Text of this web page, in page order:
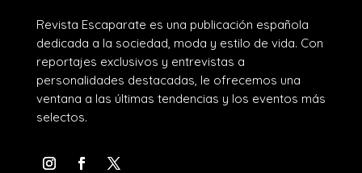
Revista Escaparate es una publicación española
dedicada a la sociedad, moda y estilo de vida. Con
reportajes exclusivos y entrevistas a
personalidades destacadas, le ofrecemos una
ventana a las últimas tendencias y los eventos más
selectos.